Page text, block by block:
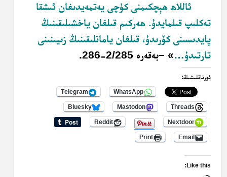
ئاللاھ ھېچكىمنى كۈچى يەتمەيدىغان ئىشقا
تەكلىپ قىلمايدۇ. ھەركىم قىلغان ياخشىلىقىنىڭ
پايدىسىنى كۆرىدۇ، قىلغان يامانلىقىنىڭ زىيىنىنى
تارتىدۇ…
»
–بەقەرە 2/285-286.
ئورتاقلىشىڭ:
WhatsApp
Telegram
Threads
Mastodon
Bluesky
Nextdoor
Reddit
Email
Print
Like this: